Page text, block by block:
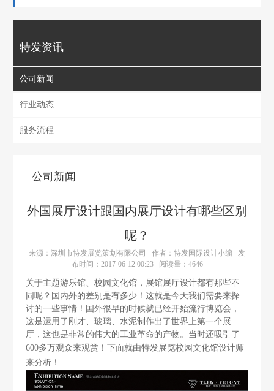
特发资讯
公司新闻
行业动态
服务流程
公司新闻
外国展厅设计跟国内展厅设计有哪些区别
呢？
来源：深圳市特发展览策划有限公司 作者：特发国际设计小编
发
布时间：2017-06-12 00:23
阅读量：4646
关于主题游乐馆、校园文化馆 ，展馆展厅设计都有那些不
同呢？国内外的差别是有多少！这就是今天我们需要来探
讨的一些事情！国外很早的时候就已经开始流行博览会，
这是运用了刚才、玻璃、水泥制作出了世界上第一个展
厅，这也是非常的伟大的工业革命的产物。当时还吸引了
600多万观众来观赏！下面就由特发展览校园文化馆设计师
来分析！